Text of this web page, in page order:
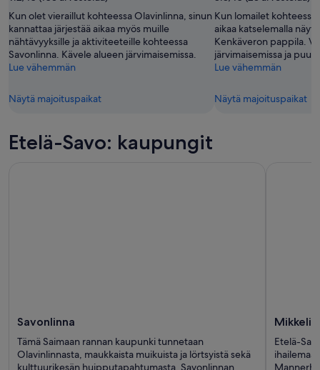
Kun olet vieraillut kohteessa Olavinlinna, sinun
kannattaa järjestää aikaa myös muille
nähtävyyksille ja aktiviteeteille kohteessa
Savonlinna. Kävele alueen järvimaisemissa.
Lue vähemmän
Näytä majoituspaikat
Kun lomailet
aikaa katselemalla
Kenkäveron pappila.
järvimaisemissa ja
Lue vähemmän
Näytä majoituspaikat
Etelä-Savo: kaupungit
Savonlinna
Tämä Saimaan rannan kaupunki tunnetaan
Olavinlinnasta, maukkaista muikuista ja lörtsyistä sekä
kulttuurikesän huipputapahtumasta, Savonlinnan
Mikkeli
Etelä-